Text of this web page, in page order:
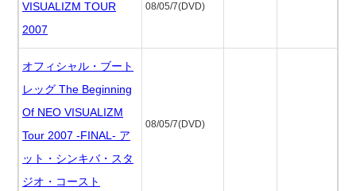
VISUALIZM TOUR
2007
08/05/7(DVD)
オフィシャル・ブート
レッグ The Beginning
Of NEO VISUALIZM
Tour 2007 -FINAL- ア
ット・シンキバ・スタ
ジオ・コースト
08/05/7(DVD)